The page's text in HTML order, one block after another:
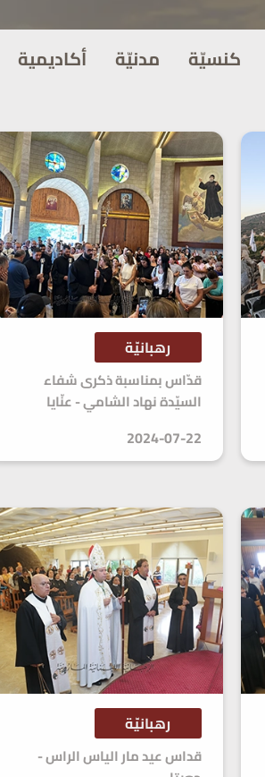
كنسيّة مدنيّة أكاديمية
رهبانيّة
قدّاس بمناسبة ذكرى شفاء
السيّدة نهاد الشامي - عنّايا
2024-07-22
رهبانيّة
قداس عيد مار الياس الراس -